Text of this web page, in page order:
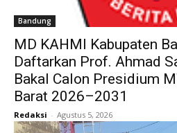
Bandung
MD KAHMI Kabupaten
Daftarkan Prof. Ahmad
Bakal Calon Presidium
Barat 2026–2031
Redaksi - Agustus 5, 2026